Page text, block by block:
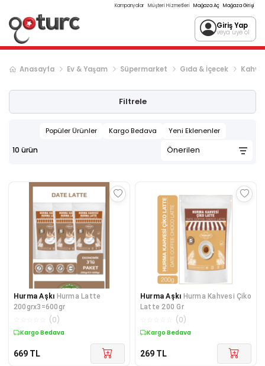
Kampanyalar Müşteri Hizmetleri Mağaza Aç Mağaza Girişi
Giriş Yap
veya üye ol
Anasayfa Ev & Yaşam Süpermarket Gıda & İçecek Kahve
Filtrele
Popüler Ürünler Kargo Bedava Yeni Eklenenler
10 ürün
Hurma Aşkı Hurma Latte
200grx3=600gr
(0)
Kargo Bedava
669 TL
Hurma Aşkı Hurma Kahvesi Çiko
Latte 200 Gr
(0)
Kargo Bedava
269 TL